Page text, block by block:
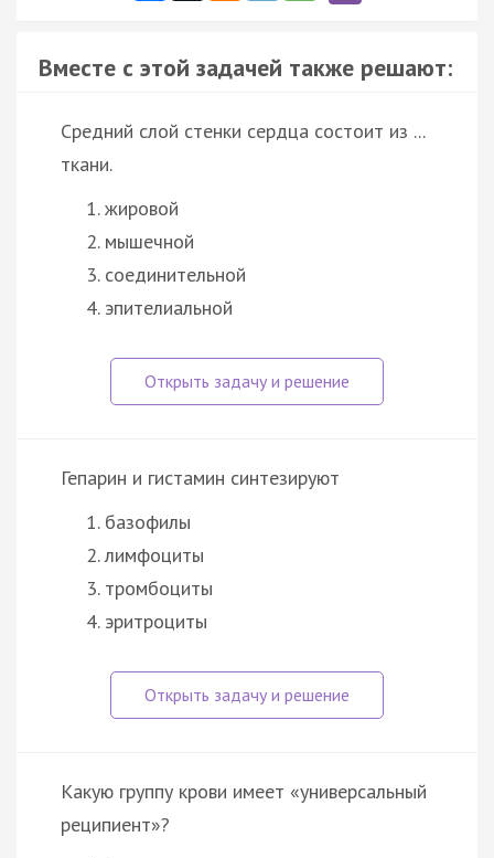
Вместе с этой задачей также решают:
Средний слой стенки сердца состоит из ...
ткани.
жировой
мышечной
соединительной
эпителиальной
Гепарин и гистамин синтезируют
базофилы
лимфоциты
тромбоциты
эритроциты
Какую группу крови имеет «универсальный
реципиент»?